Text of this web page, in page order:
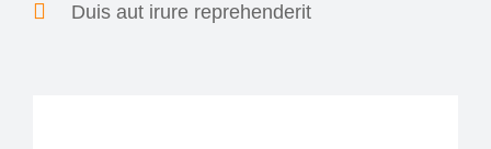
Duis aut irure reprehenderit